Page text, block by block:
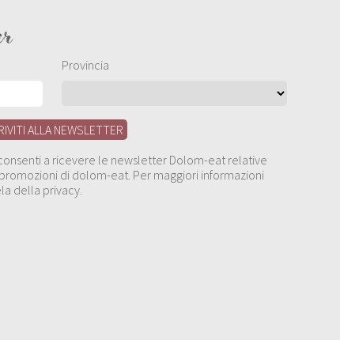
Provincia
a ricevere le newsletter Dolom-eat relative
di dolom-eat. Per maggiori informazioni
della privacy.